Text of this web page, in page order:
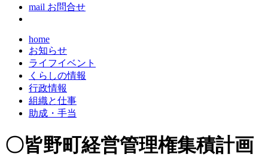
mail お問合せ
home
お知らせ
ライフイベント
くらしの情報
行政情報
組織と仕事
助成・手当
〇皆野町経営管理権集積計画